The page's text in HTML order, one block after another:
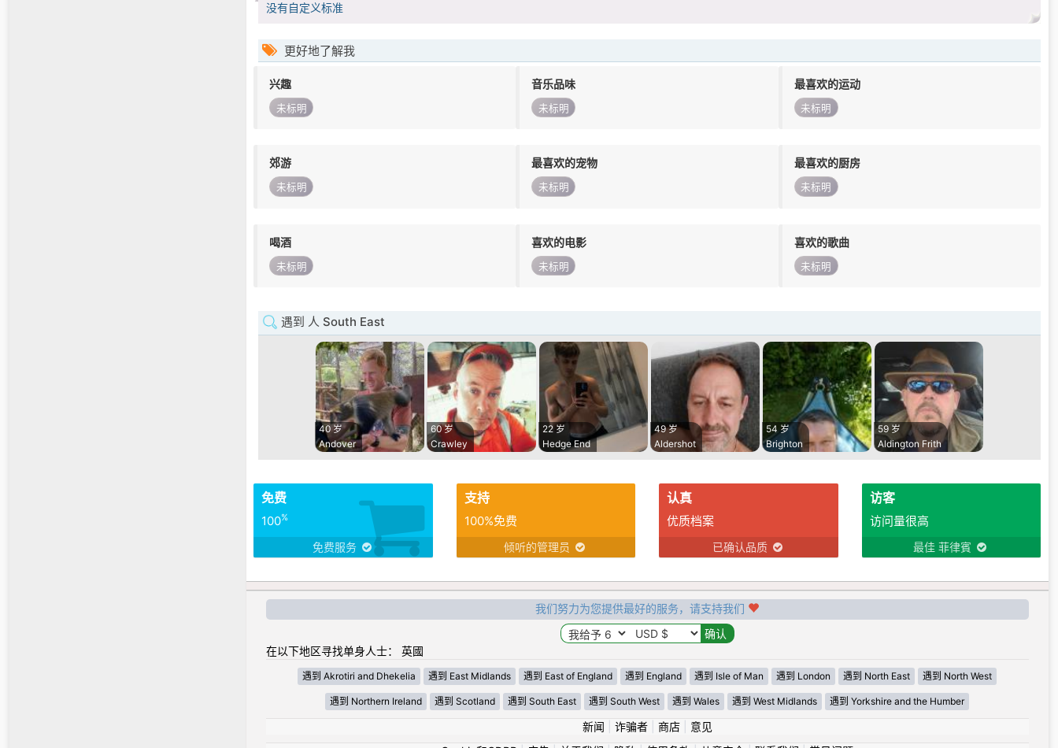
没有自定义标准
更好地了解我
兴趣
未标明
音乐品味
未标明
最喜欢的运动
未标明
郊游
未标明
最喜欢的宠物
未标明
最喜欢的厨房
未标明
喝酒
未标明
喜欢的电影
未标明
喜欢的歌曲
未标明
遇到 人 South East
40 岁
Andover
60 岁
Crawley
22 岁
Hedge End
49 岁
Aldershot
54 岁
Brighton
59 岁
Aldington Frith
免费
100%
免费服务
支持
100%免费
倾听的管理员
认真
优质档案
已确认品质
访客
访问量很高
最佳 菲律賓
我们努力为您提供最好的服务，请支持我们
在以下地区寻找单身人士： 英國
遇到 Akrotiri and Dhekelia 遇到 East Midlands 遇到 East of England 遇到 England 遇到 Isle of Man 遇到 London 遇到 North East 遇到 North West
遇到 Northern Ireland 遇到 Scotland 遇到 South East 遇到 South West 遇到 Wales 遇到 West Midlands 遇到 Yorkshire and the Humber
新闻 诈骗者| 商店| 意见